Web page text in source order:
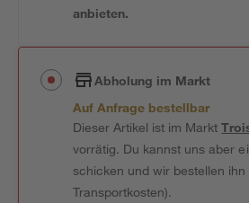
anbieten.
Abholung im Markt
Auf Anfrage bestellbar
Dieser Artikel ist im Markt
vorrätig. Du kannst uns aber
schicken und wir bestellen
Transportkosten).